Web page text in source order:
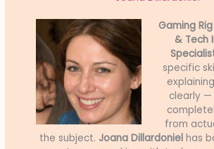
Gaming
& Tech
specific
clearly
from
the subject. Joana Dillardoniel has